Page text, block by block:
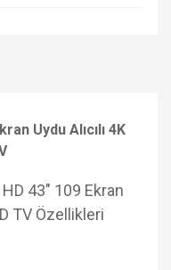
Uydu Alıcılı 4K
43" 109 Ekran
TV Özellikleri